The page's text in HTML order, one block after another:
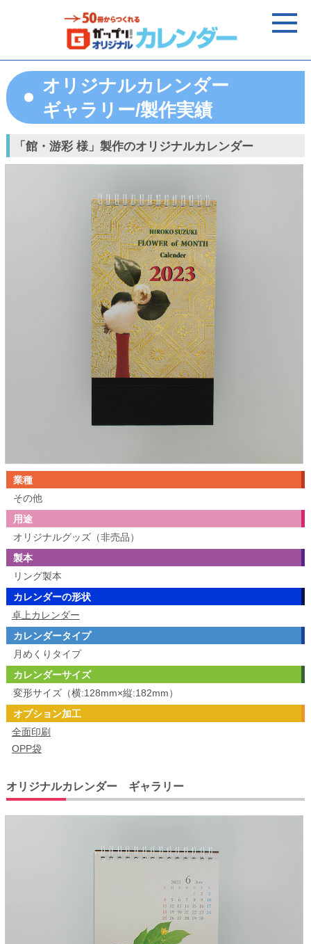
オリジナルカレンダー
ギャラリー/製作実績
「館・游彩 様」製作のオリジナルカレンダー
業種
その他
用途
オリジナルグッズ（非売品）
製本
リング製本
カレンダーの形状
卓上カレンダー
カレンダータイプ
月めくりタイプ
カレンダーサイズ
変形サイズ（横:128mm×縦:182mm）
オプション加工
全面印刷
OPP袋
オリジナルカレンダー ギャラリー